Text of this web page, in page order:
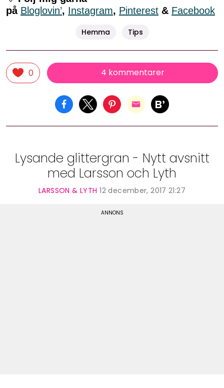
på Bloglovin’, Instagram, Pinterest & Facebook
Hemma Tips
0 4 kommentarer
Lysande glittergran - Nytt avsnitt
med Larsson och Lyth
LARSSON & LYTH 12 december, 2017 21:27